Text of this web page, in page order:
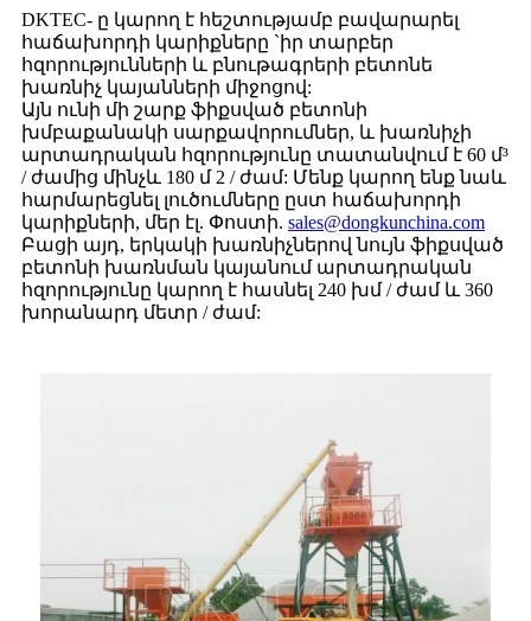
DKTEC- ը կարող է հեշտությամբ բավարարել
հաճախորդի կարիքները `իր տարբեր
հզորությունների և բնութագրերի բետոնե
խառնիչ կայանների միջոցով:
Այն ունի մի շարք ֆիքսված բետոնի
խմբաքանակի սարքավորումներ, և խառնիչի
արտադրական հզորությունը տատանվում է 60 մ³
/ ժամից մինչև 180 մ 2 / ժամ: Մենք կարող ենք նաև
հարմարեցնել լուծումները ըստ հաճախորդի
կարիքների, մեր էլ. Փոստի. sales@dongkunchina.com
Բացի այդ, երկակի խառնիչներով նույն ֆիքսված
բետոնի խառնման կայանում արտադրական
հզորությունը կարող է հասնել 240 խմ / ժամ և 360
խորանարդ մետր / ժամ: